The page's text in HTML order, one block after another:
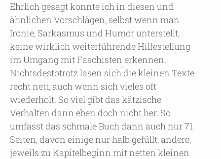
Ehrlich gesagt konnte ich in diesen und
ähnlichen Vorschlägen, selbst wenn man
Ironie, Sarkasmus und Humor unterstellt,
keine wirklich weiterführende Hilfestellung
im Umgang mit Faschisten erkennen.
Nichtsdestotrotz lasen sich die kleinen Texte
recht nett, auch wenn sich vieles oft
wiederholt. So viel gibt das kätzische
Verhalten dann eben doch nicht her. So
umfasst das schmale Buch dann auch nur 71
Seiten, davon einige nur halb gefüllt, andere,
jeweils zu Kapitelbeginn mit netten kleinen